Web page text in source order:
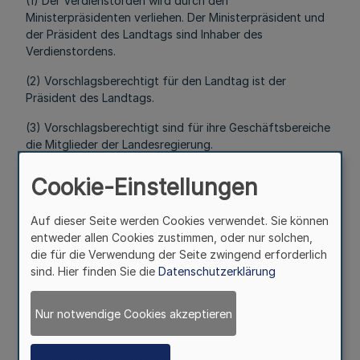
Ministerpräsidenten verliehen. Der Ministerpräsident und
der Präsident des Landtags sind Inhaber des
Verdienstordens.
(2) Vorschlagsberechtigt für den Landtag ist der
Präsident des Landtags.
(3) Vorschlagsberechtigt sind für ihre Geschäftsbereiche
die Mitglieder der Landesregierung.
§ 5
(1) Die Vorschlagsberechtigten können
personenbezogene Daten des Vorzuschlagenden
erheben, soweit dies zur Begründung ihres Vorschlags
des Vorgeschlagenen erheben, soweit dies zur Prüfung
Cookie-Einstellungen
Auf dieser Seite werden Cookies verwendet. Sie können
entweder allen Cookies zustimmen, oder nur solchen,
die für die Verwendung der Seite zwingend erforderlich
sind. Hier finden Sie die Datenschutzerklärung
Nur notwendige Cookies akzeptieren